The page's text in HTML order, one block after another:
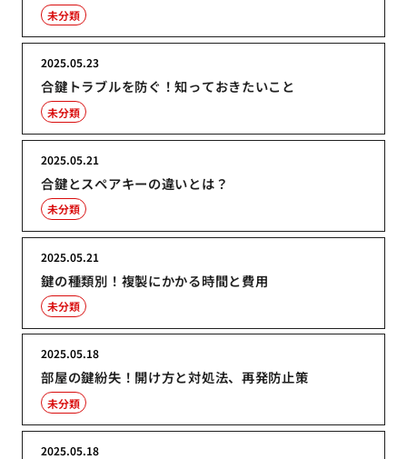
未分類
合鍵トラブルを防ぐ！知っておきたいこと
2025.05.23
未分類
合鍵とスペアキーの違いとは？
2025.05.21
未分類
鍵の種類別！複製にかかる時間と費用
2025.05.21
未分類
部屋の鍵紛失！開け方と対処法、再発防止策
2025.05.18
未分類
2025.05.18